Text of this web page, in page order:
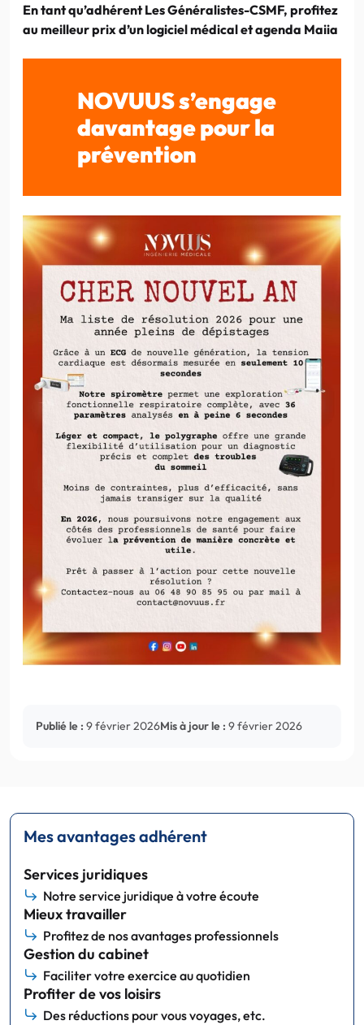
En tant qu’adhérent Les Généralistes-CSMF, profitez
au meilleurprix d’un logiciel médical et agenda Maiia
NOVUUS s’engage
davantage pour la
prévention
Publié le : 9 février 2026Mis à jour le : 9 février 2026
Mes avantages adhérent
Services juridiques
Notre service juridique à votre écoute
Mieux travailler
Profitez de nos avantages professionnels
Gestion du cabinet
Faciliter votre exercice au quotidien
Profiter de vos loisirs
Des réductions pour vous voyages, etc.